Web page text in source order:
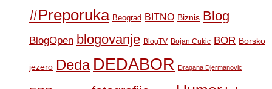
#Preporuka Beograd BITNO Biznis Blog
BlogOpen blogovanje BlogTV Bojan Cukic BOR Borsko
jezero Deda DEDABOR Dragana Djermanovic